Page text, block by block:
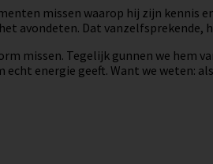
missen waarop hij zijn kennis
avondeten. Dat vanzelfsprekende,
missen. Tegelijk gunnen we hem
echt energie geeft. Want we weten: